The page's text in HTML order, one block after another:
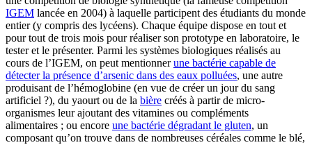
IGEM lancée en 2004) à laquelle participent des étudiants du monde
entier (y compris des lycéens). Chaque équipe dispose en tout et
pour tout de trois mois pour réaliser son prototype en laboratoire, le
tester et le présenter. Parmi les systèmes biologiques réalisés au
cours de l’IGEM, on peut mentionnerune bactérie capable de
détecter la présence d’arsenic dans des eaux polluées, une autre
produisant de l’hémoglobine (en vue de créer un jour du sang
artificiel ?), du yaourt ou de la bière créés à partir de micro-
organismes leur ajoutant des vitamines ou compléments
alimentaires ; ou encore une bactérie dégradant le gluten, un
composant qu’on trouve dans de nombreuses céréales comme le blé,